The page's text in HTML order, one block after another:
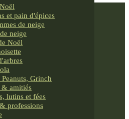
et pain d'épices
de neige
neige
Noël
Grinch
& amitiés
lutins et fées
professions